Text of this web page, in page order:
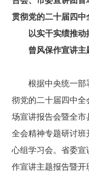
贯彻党的二十届四
以实干实绩推动
曾风保作宣讲主
根据中央统一部
彻党的二十届四中
场宣讲报告会暨全市
全会精神专题研讨班
心组学习会。省委
作宣讲主题报告暨开